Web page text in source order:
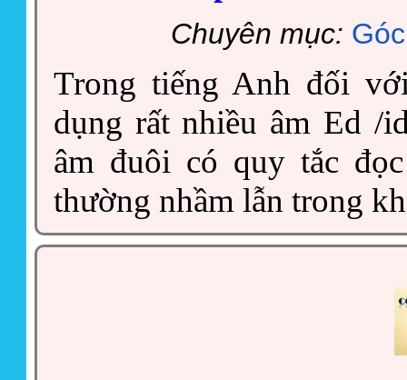
Chuyên mục:
Trong tiếng Anh đối
dụng rất nhiều âm Ed /
âm đuôi có quy tắc
thường nhầm lẫn trong